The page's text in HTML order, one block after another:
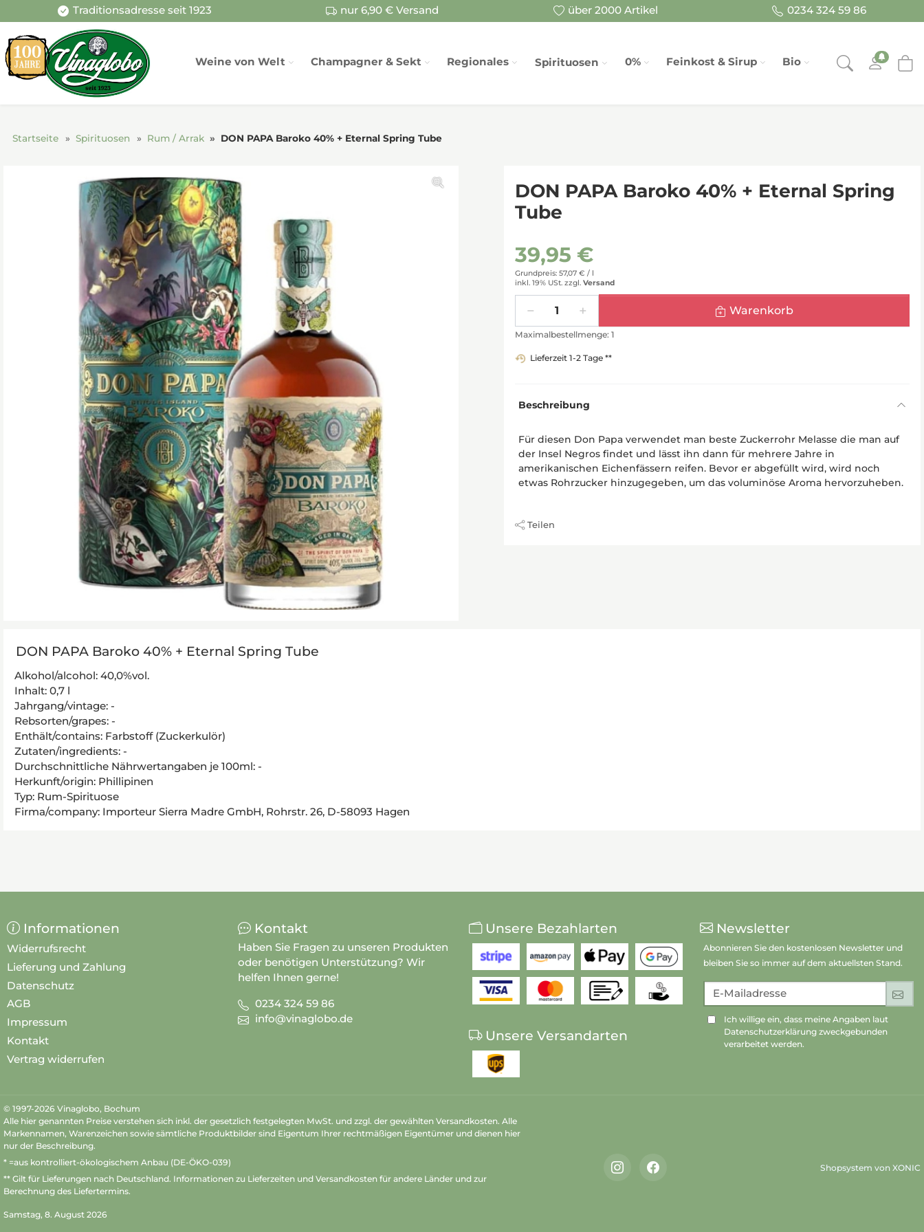
Traditionsadresse seit 1923 nur 6,90 € Versand über 2000 Artikel 0234 324 59 86
Weine von Welt Champagner & Sekt Regionales Spirituosen 0% Feinkost & Sirup Bio
Startseite Spirituosen Rum / Arrak DON PAPA Baroko 40% + Eternal Spring Tube
DON PAPA Baroko 40% + Eternal Spring
Tube
39,95 €
Grundpreis: 57,07 € / l
inkl. 19% USt. zzgl. Versand
Warenkorb
Maximalbestellmenge: 1
Lieferzeit 1-2 Tage **
Beschreibung
Für diesen Don Papa verwendet man beste Zuckerrohr Melasse die man auf
der Insel Negros findet und lässt ihn dann für mehrere Jahre in
amerikanischen Eichenfässern reifen. Bevor er abgefüllt wird, wird noch
etwas Rohrzucker hinzugegeben, um das voluminöse Aroma hervorzuheben.
Teilen
DON PAPA Baroko 40% + Eternal Spring Tube
Alkohol/alcohol: 40,0%vol.
Inhalt: 0,7 l
Jahrgang/vintage: -
Rebsorten/grapes: -
Enthält/contains: Farbstoff (Zuckerkulör)
Zutaten/ingredients: -
Durchschnittliche Nährwertangaben je 100ml: -
Herkunft/origin: Phillipinen
Typ: Rum-Spirituose
Firma/company: Importeur Sierra Madre GmbH, Rohrstr. 26, D-58093 Hagen
Informationen
Widerrufsrecht
Lieferung und Zahlung
Datenschutz
AGB
Impressum
Kontakt
Vertrag widerrufen
Kontakt
Haben Sie Fragen zu unseren Produkten
oder benötigen Unterstützung? Wir
helfen Ihnen gerne!
0234 324 59 86
info@vinaglobo.de
Unsere Bezahlarten
Unsere Versandarten
Newsletter
Abonnieren Sie den kostenlosen Newsletter und
bleiben Sie so immer auf dem aktuellsten Stand.
E-Mailadresse
Ich willige ein, dass meine Angaben laut
Datenschutzerklärung zweckgebunden
verarbeitet werden.
© 1997-2026 Vinaglobo, Bochum
Alle hier genannten Preise verstehen sich inkl. der gesetzlich festgelegten MwSt. und zzgl. der gewählten Versandkosten. Alle
Markennamen, Warenzeichen sowie sämtliche Produktbilder sind Eigentum Ihrer rechtmäßigen Eigentümer und dienen hier
nur der Beschreibung.
* =aus kontrolliert-ökologischem Anbau (DE-ÖKO-039)
** Gilt für Lieferungen nach Deutschland. Informationen zu Lieferzeiten und Versandkosten für andere Länder und zur
Berechnung des Liefertermins.
Samstag, 8. August 2026
InstagramFacebook Shopsystem von XONIC